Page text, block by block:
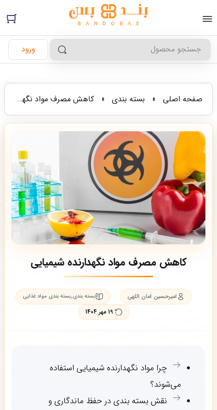
ورود
صفحه اصلی » بسته بندی» کاهش مصرف مواد نگهدارنده شیمیایی
کاهش مصرف مواد نگهدارنده شیمیایی
امیرحسین امان اللهی بسته بندی,بسته بندی مواد غذایی
19 مهر 1404
چرا مواد نگهدارنده شیمیایی استفاده
می‌شوند؟
نقش بسته بندی در حفظ ماندگاری و